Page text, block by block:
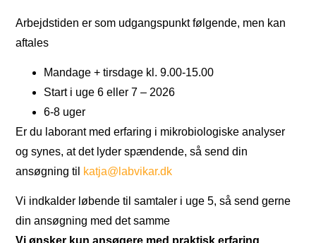
Arbejdstiden er som udgangspunkt følgende, men kan
aftales
Mandage + tirsdage kl. 9.00-15.00
Start i uge 6 eller 7 – 2026
6-8 uger
Er du laborant med erfaring i mikrobiologiske analyser
og synes, at det lyder spændende, så send din
ansøgning til katja@labvikar.dk
Vi indkalder løbende til samtaler i uge 5, så send gerne
din ansøgning med det samme